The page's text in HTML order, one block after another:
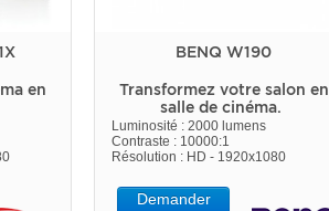
en
BENQ W190
Transformez votre salon en
salle de cinéma.
Luminosité : 2000 lumens
Contraste : 10000:1
Résolution : HD - 1920x1080
Demander